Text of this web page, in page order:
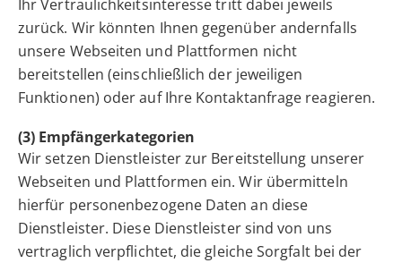
Ihr Vertraulichkeitsinteresse tritt dabei jeweils
zurück. Wir könnten Ihnen gegenüber andernfalls
unsere Webseiten und Plattformen nicht
bereitstellen (einschließlich der jeweiligen
Funktionen) oder auf Ihre Kontaktanfrage reagieren.
(3) Empfängerkategorien
Wir setzen Dienstleister zur Bereitstellung unserer
Webseiten und Plattformen ein. Wir übermitteln
hierfür personenbezogene Daten an diese
Dienstleister. Diese Dienstleister sind von uns
vertraglich verpflichtet, die gleiche Sorgfalt bei der